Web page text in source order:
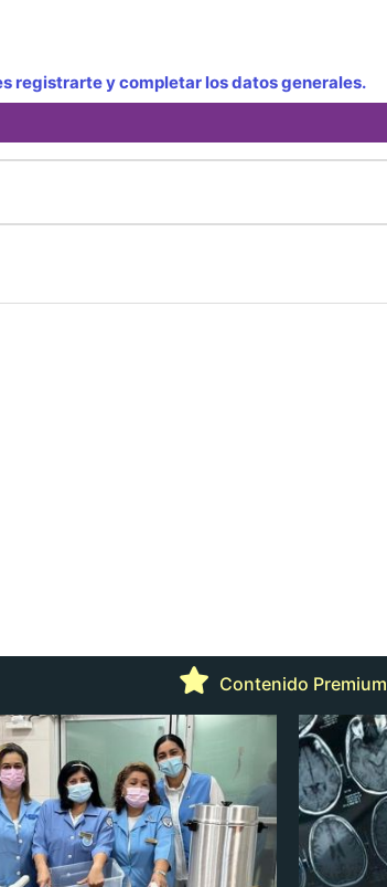
registrarte y completar los datos generales.
Contenido Premium